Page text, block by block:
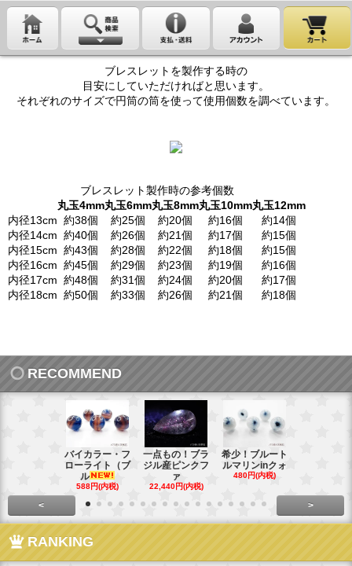
ブレスレットを製作する時の
目安にしていただければと思います。
それぞれのサイズで円筒の筒を使って使用個数を調べています。
ブレスレット製作時の参考個数
丸玉4mm丸玉6mm丸玉8mm丸玉10mm丸玉12mm
内径13cm 約38個 約25個 約20個 約16個
約14個
内径14cm 約40個 約26個 約21個 約17個
約15個
内径15cm 約43個 約28個 約22個 約18個
約15個
内径16cm 約45個 約29個 約23個 約19個
約16個
内径17cm 約48個 約31個 約24個 約20個
約17個
内径18cm 約50個 約33個 約26個 約21個 約18個
RECOMMEND
バイカラー・フ
ローライト（ブ
ル
588円(内税)
一点もの！ブラ
ジル産ピンクフ
ァ
22,440円(内税)
希少！ブルート
ルマリンinクォ
480円(内税)
< >
RANKING